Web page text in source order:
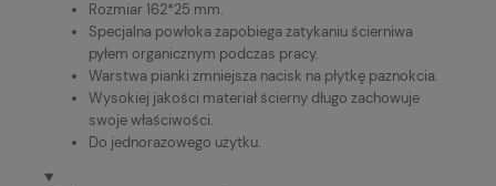
Rozmiar 162*25 mm.
Specjalna powłoka zapobiega zatykaniu ścierniwa
pyłem organicznym podczas pracy.
Warstwa pianki zmniejsza nacisk na płytkę paznokcia.
Wysokiej jakości materiał ścierny długo zachowuje
swoje właściwości.
Do jednorazowego użytku.